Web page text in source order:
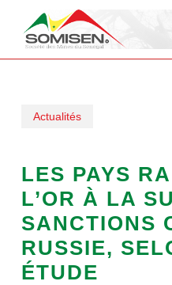
Actualités
LES PAYS
L’OR À LA
SANCTIONS
RUSSIE,
ÉTUDE